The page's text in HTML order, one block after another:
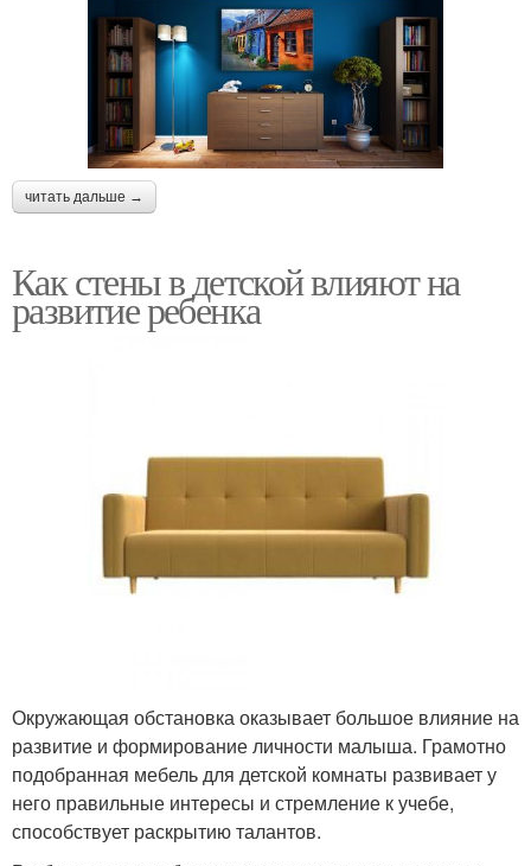
читать дальше →
Как стены в детской влияют на
развитие ребенка
Окружающая обстановка оказывает большое влияние на
развитие и формирование личности малыша. Грамотно
подобранная мебель для детской комнаты развивает у
него правильные интересы и стремление к учебе,
способствует раскрытию талантов.